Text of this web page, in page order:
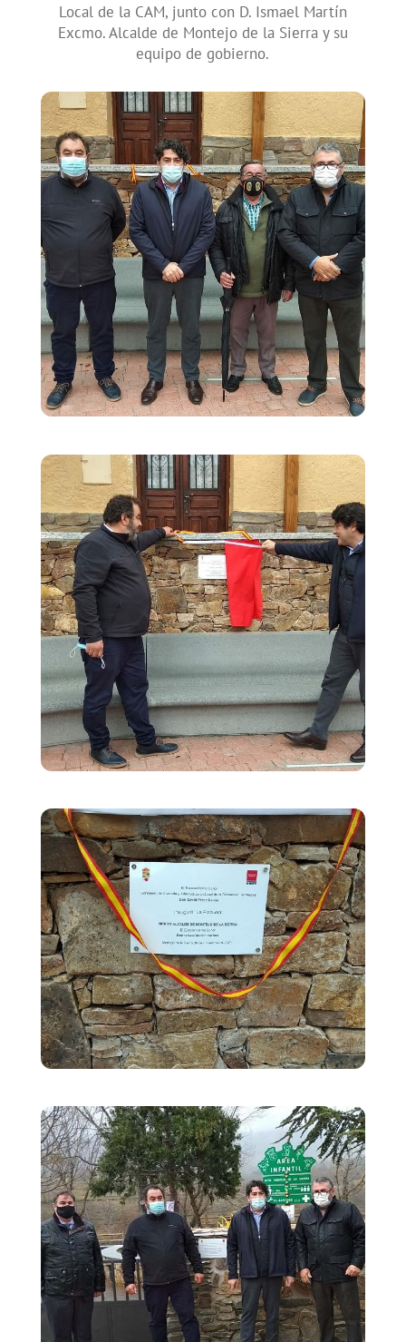
Local de la CAM, junto con D. Ismael Martín
Excmo. Alcalde de Montejo de la Sierra y su
equipo de gobierno.